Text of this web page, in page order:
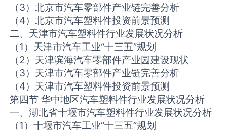
（3）北京市汽车零部件产业链完善分析
（4）北京市汽车塑料件投资前景预测
二、天津市汽车塑料件行业发展状况分析
（1）天津市汽车工业“十三五”规划
（2）天津滨海汽车零部件产业园建设现状
（3）天津市汽车零部件产业链完善分析
（4）天津市汽车塑料件投资前景预测
第四节 华中地区汽车塑料件行业发展状况分析
一、湖北省十堰市汽车塑料件行业发展状况分析
（1）十堰市汽车工业“十三五”规划